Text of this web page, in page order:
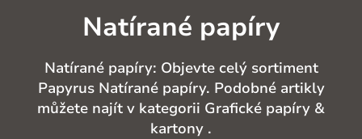
Natírané papíry
Natírané papíry: Objevte celý sortiment
Papyrus Natírané papíry. Podobné artikly
můžete najít v kategorii Grafické papíry &
kartony .